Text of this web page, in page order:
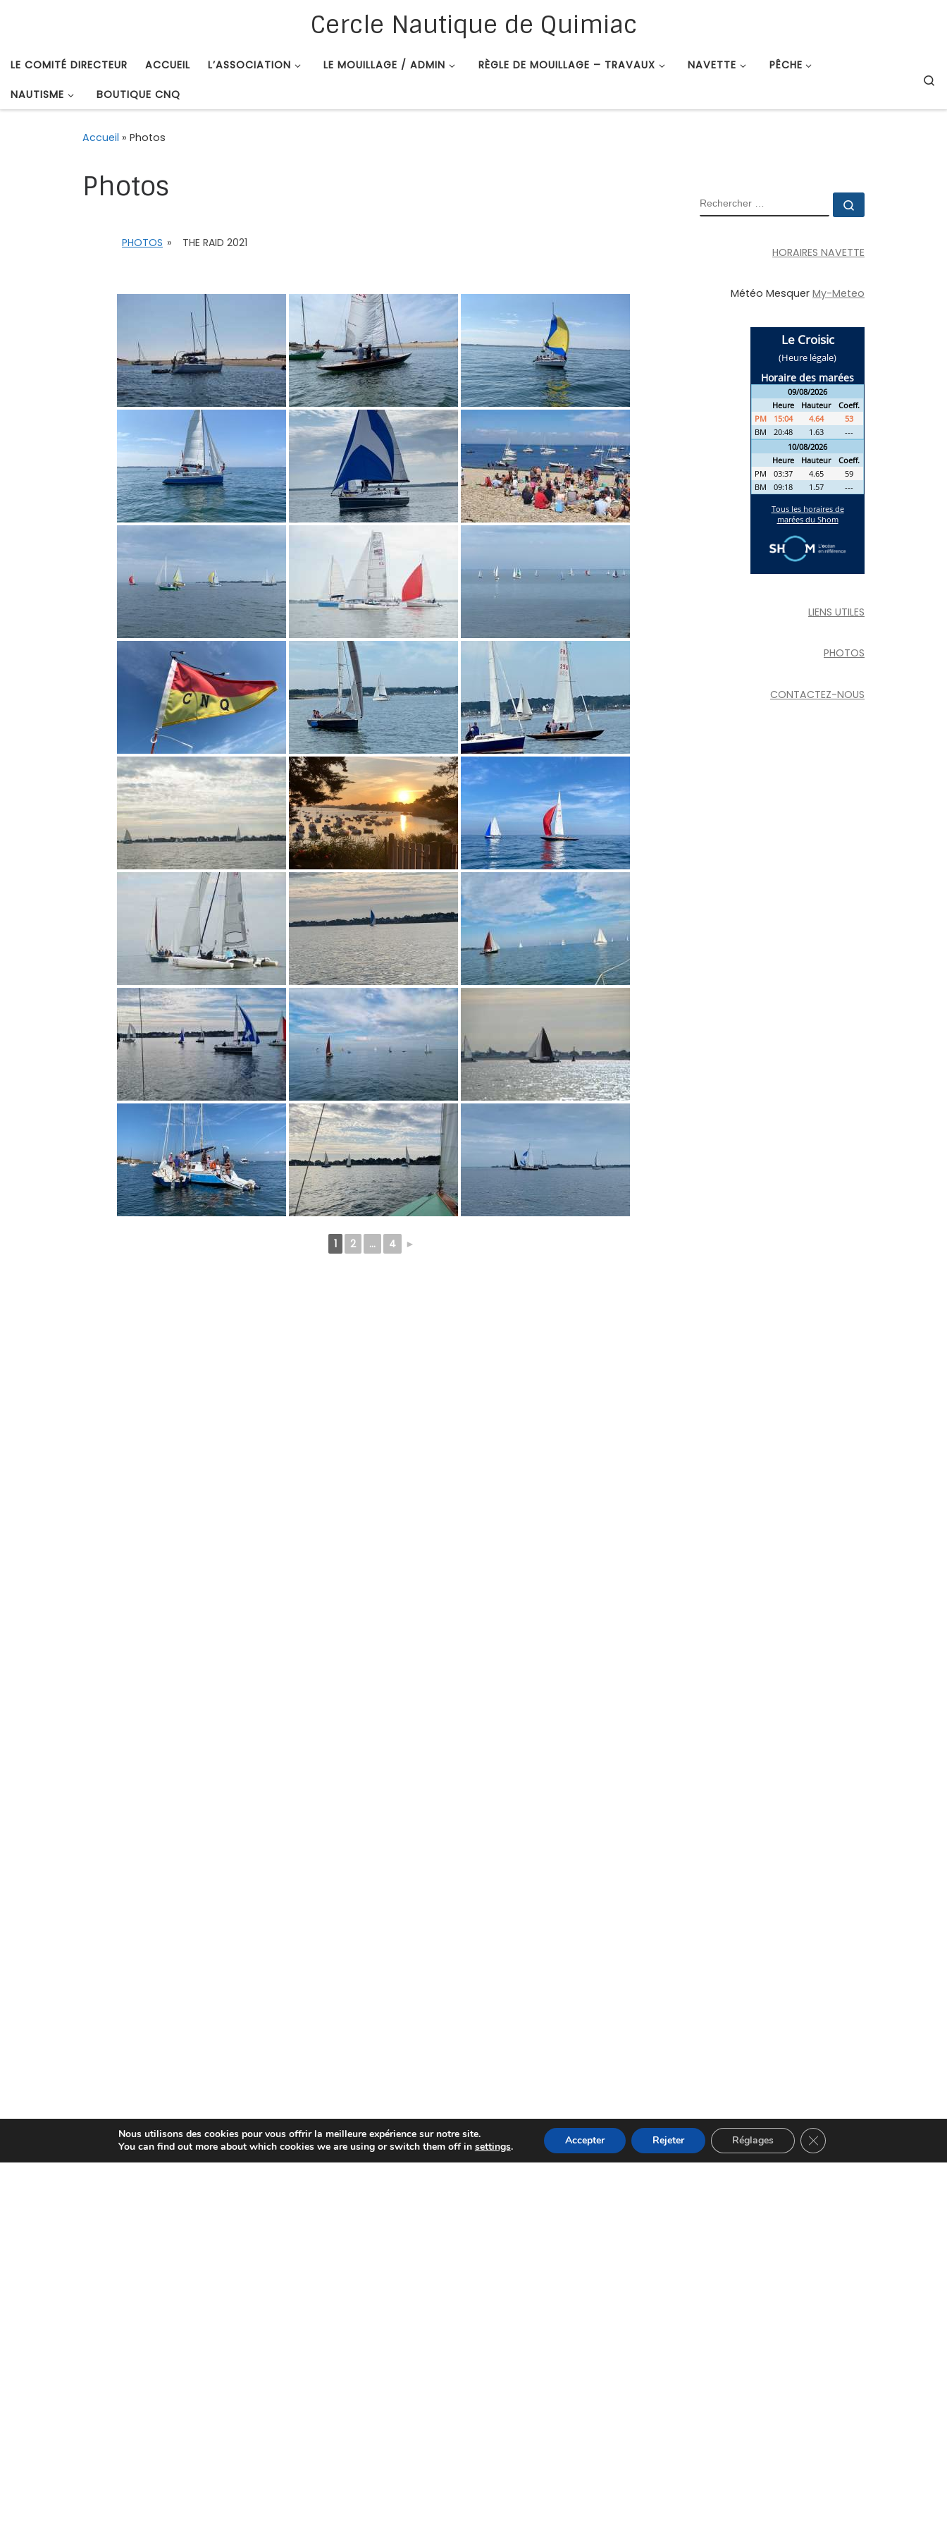
Cercle Nautique de Quimiac
LE COMITÉ DIRECTEUR ACCUEIL L’ASSOCIATION LE MOUILLAGE / ADMIN RÈGLE DE MOUILLAGE – TRAVAUX NAVETTE PÊCHE
NAUTISME BOUTIQUE CNQ
Accueil » Photos
Photos
PHOTOS » THE RAID 2021
1 2 ... 4 ►
RECHERCHER
HORAIRES NAVETTE
Météo Mesquer My-Meteo
LIENS UTILES
PHOTOS
CONTACTEZ-NOUS
Nous utilisons des cookies pour vous offrir la meilleure expérience sur notre site.
You can find out more about which cookies we are using or switch them off in settings. Accepter Rejeter Réglages Fermer la bannière des